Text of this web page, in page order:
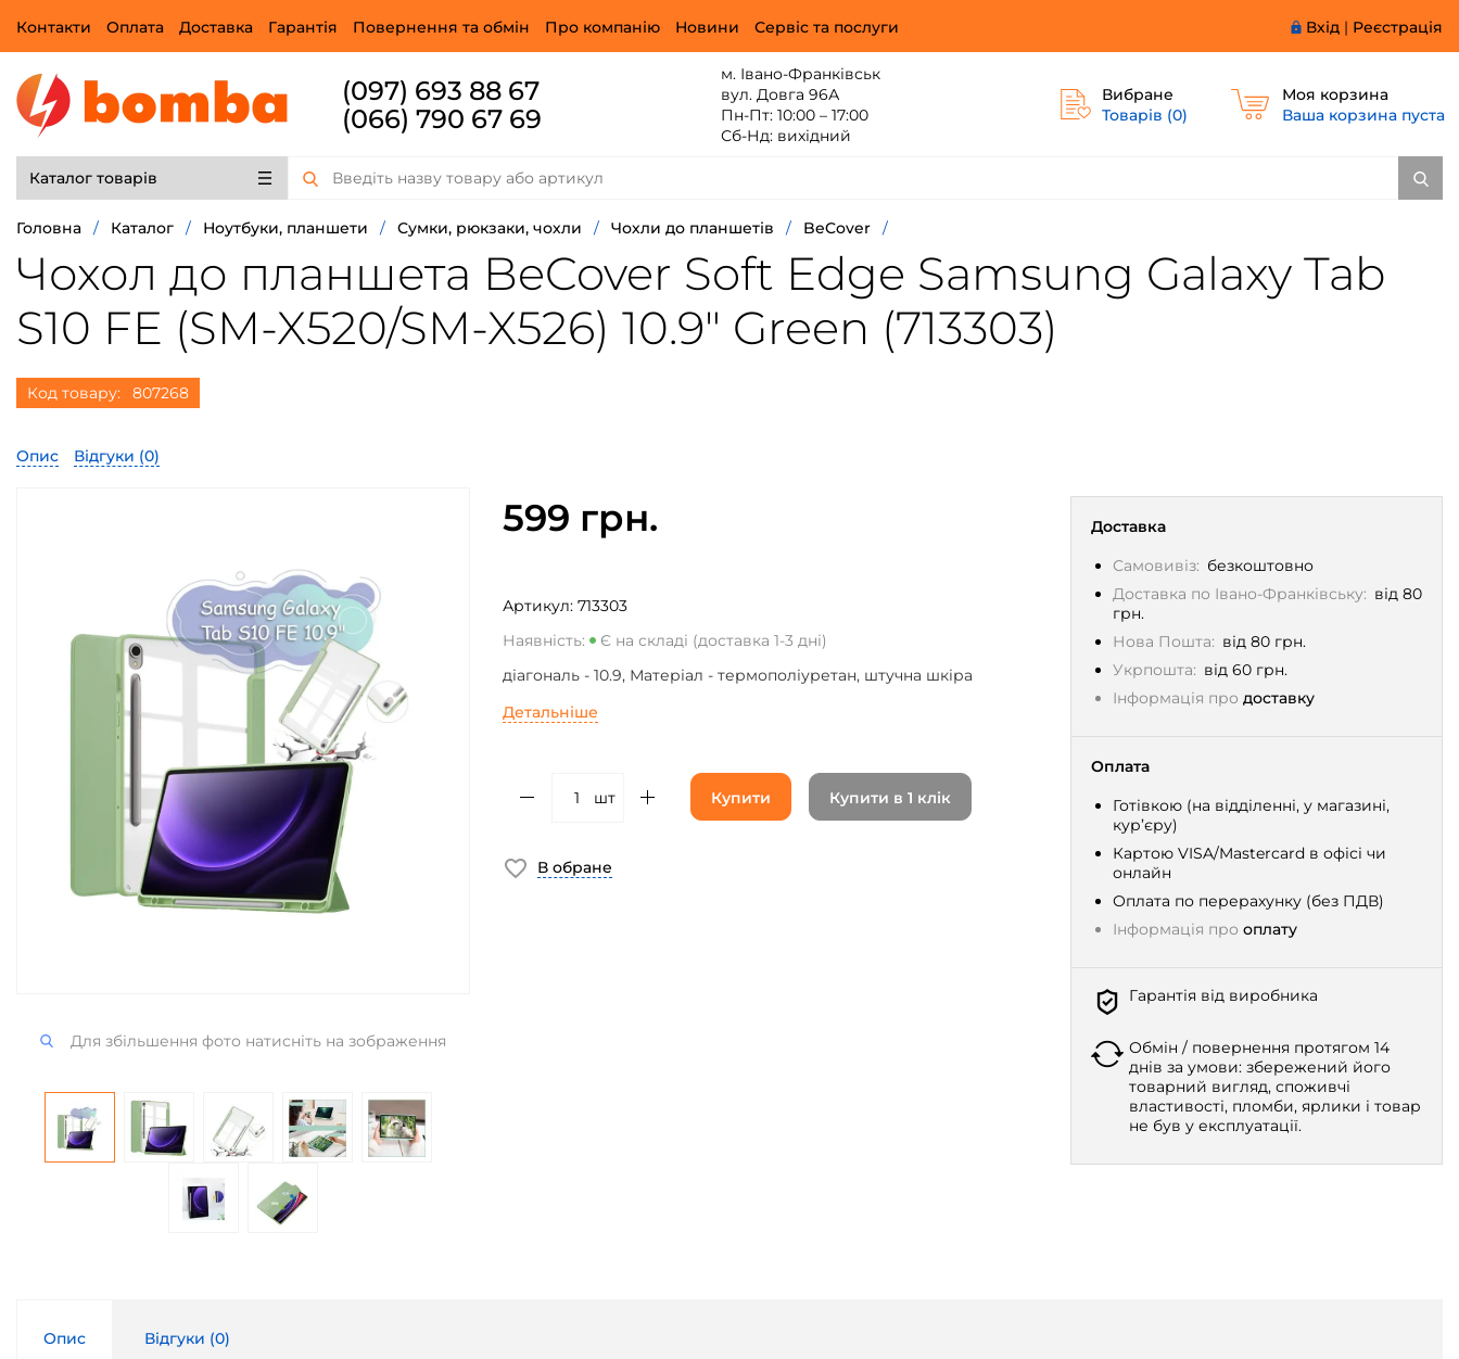
Вхід | Реєстрація
Контакти Оплата Доставка Гарантія Повернення та обмін Про компанію Новини Сервіс та послуги
(097) 693 88 67
(066) 790 67 69
м. Івано-Франківськ
вул. Довга 96А
Пн-Пт: 10:00 – 17:00
Сб-Нд: вихідний
Вибране
Товарів (0)
Моя корзина
Ваша корзина пуста
Каталог товарів
Головна / Каталог / Ноутбуки, планшети / Сумки, рюкзаки, чохли / Чохли до планшетів / BeCover /
Чохол до планшета BeCover Soft Edge Samsung Galaxy Tab
S10 FE (SM-X520/SM-X526) 10.9" Green (713303)
Код товару: 807268
Опис Відгуки (0)
Для збільшення фото натисніть на зображення
599 грн.
Доставка
Самовивіз: безкоштовно
Доставка по Івано-Франківську: від 80
грн.
Нова Пошта: від 80 грн.
Укрпошта: від 60 грн.
Інформація про доставку
Оплата
Готівкою (на відділенні, у магазині,
кур’єру)
Картою VISA/Mastercard в офісі чи
онлайн
Оплата по перерахунку (без ПДВ)
Інформація про оплату
Гарантія від виробника
Обмін / повернення протягом 14
днів за умови: збережений його
товарний вигляд, споживчі
властивості, пломби, ярлики і товар
не був у експлуатації.
Артикул: 713303
Наявність:
Є на складі (доставка 1-3 дні)
діагональ - 10.9, Матеріал - термополіуретан, штучна шкіра
Детальніше
шт Купити Купити в 1 клік
В обране
Опис Відгуки (0)